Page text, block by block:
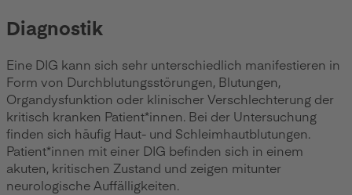
Diagnostik
Eine DIG kann sich sehr unterschiedlich manifestieren in
Form von Durchblutungsstörungen, Blutungen,
Organdysfunktion oder klinischer Verschlechterung der
kritisch kranken Patient*innen. Bei der Untersuchung
finden sich häufig Haut- und Schleimhautblutungen.
Patient*innen mit einer DIG befinden sich in einem
akuten, kritischen Zustand und zeigen mitunter
neurologische Auffälligkeiten.